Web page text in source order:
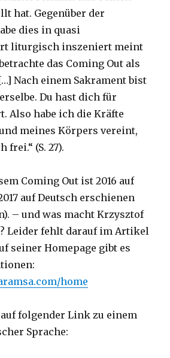
hat. Gegenüber der
dies in quasi
liturgisch inszeniert meint
das Coming Out als
Nach einem Sakrament bist
Du hast dich für
Also habe ich die Kräfte
meines Körpers vereint,
frei.“ (S. 27).
Coming Out ist 2016 auf
auf Deutsch erschienen
– und was macht Krzysztof
Leider fehlt darauf im Artikel
seiner Homepage gibt es
home
folgender Link zu einem
Sprache: